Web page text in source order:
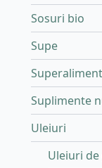
Sosuri bio
Supe
Suplimente
Uleiuri
Uleiuri